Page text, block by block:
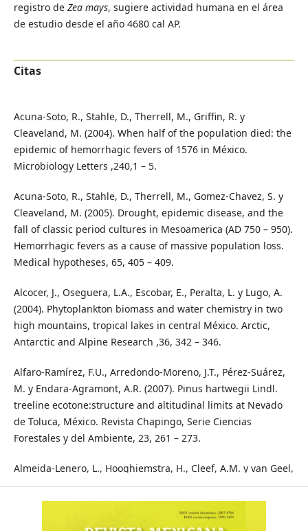
registro de Zea mays, sugiere actividad humana en el área
de estudio desde el año 4680 cal AP.
Citas
Acuna-Soto, R., Stahle, D., Therrell, M., Griffin, R. y
Cleaveland, M. (2004). When half of the population died: the
epidemic of hemorrhagic fevers of 1576 in México.
Microbiology Letters ,240,1 – 5.
Acuna-Soto, R., Stahle, D., Therrell, M., Gomez-Chavez, S. y
Cleaveland, M. (2005). Drought, epidemic disease, and the
fall of classic period cultures in Mesoamerica (AD 750 – 950).
Hemorrhagic fevers as a cause of massive population loss.
Medical hypotheses, 65, 405 – 409.
Alcocer, J., Oseguera, L.A., Escobar, E., Peralta, L. y Lugo, A.
(2004). Phytoplankton biomass and water chemistry in two
high mountains, tropical lakes in central México. Arctic,
Antarctic and Alpine Research ,36, 342 – 346.
Alfaro-Ramírez, F.U., Arredondo-Moreno, J.T., Pérez-Suárez,
M. y Endara-Agramont, A.R. (2007). Pinus hartwegii Lindl.
treeline ecotone:structure and altitudinal limits at Nevado
de Toluca, México. Revista Chapingo, Serie Ciencias
Forestales y del Ambiente, 23, 261 – 273.
Almeida-Lenero, L., Hooghiemstra, H., Cleef, A.M. y van Geel,
B. (2005). Holocene climatic and environmental change from
pollen records of lakes Zempoala and Quila, central Mexican
highlands. Review of Palaeobotany and Palinology, 136, 63 –